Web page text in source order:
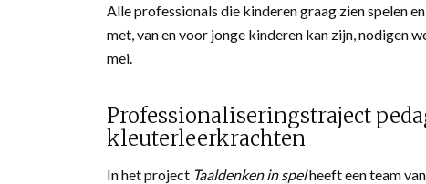
Alle professionals die kinderen graag zien spelen
met, van en voor jonge kinderen kan zijn, nodigen
mei.
Professionaliseringstraject
kleuterleerkrachten
In het project Taaldenken in spelheeft een team